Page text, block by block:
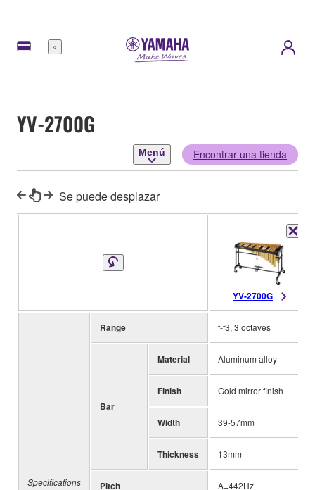
Menú
YV-2700G
Menú Encontrar una tienda
Se puede desplazar
YV-2700G
Specifications
Range f-f3, 3 octaves
Bar
Material Aluminum alloy
Finish Gold mirror finish
Width 39-57mm
Thickness 13mm
Pitch A=442Hz